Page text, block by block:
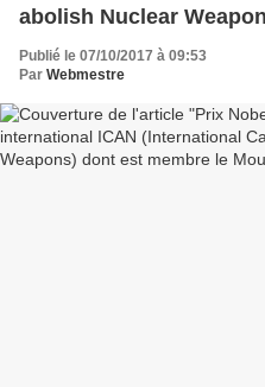
abolish Nuclear
Mouvement de la Paix
Publié le 07/10/2017 à 09:53
Par Webmestre